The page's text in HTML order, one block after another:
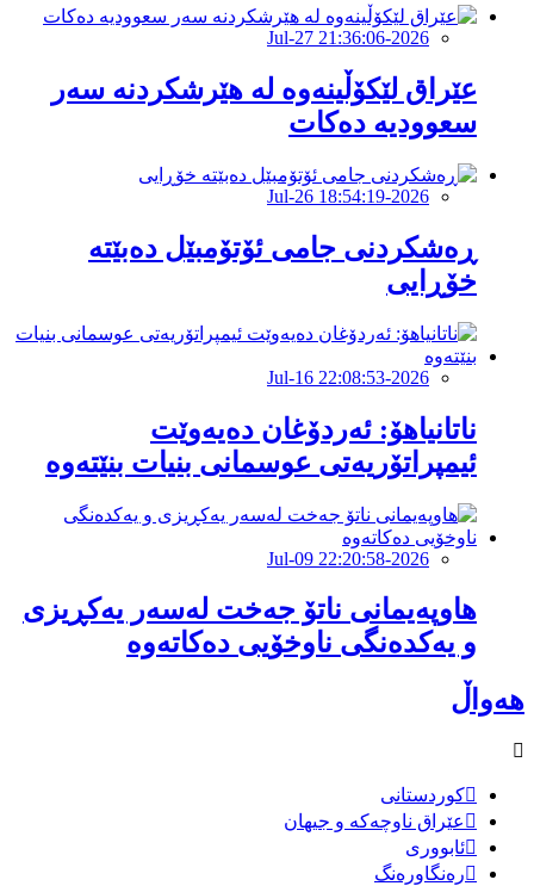
2026-Jul-27 21:36:06
عێراق لێکۆڵینەوە لە هێرشکردنە سەر
سعوودیە دەکات
2026-Jul-26 18:54:19
ڕەشکردنی جامی ئۆتۆمبێل دەبێتە
خۆڕایی
2026-Jul-16 22:08:53
ناتانیاهۆ: ئەردۆغان دەیەوێت
ئیمپراتۆریەتی عوسمانی بنیات بنێتەوە
2026-Jul-09 22:20:58
هاوپەیمانى ناتۆ جەخت لەسەر یەکڕیزی
و یەکدەنگى ناوخۆیى دەکاتەوە
هەواڵ
کوردستانی
عێراق ناوچەکە و جیهان
ئابووری
رەنگاورەنگ